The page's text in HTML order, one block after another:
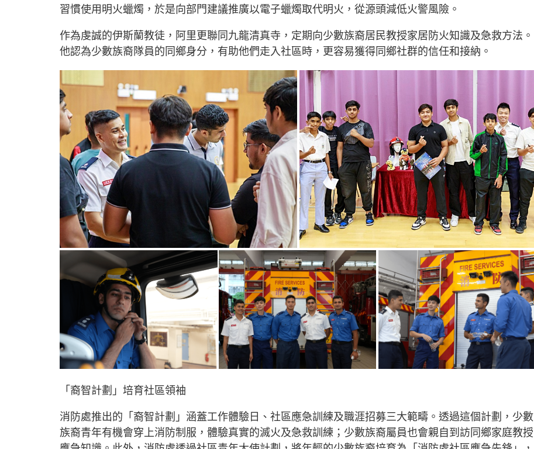
習慣使用明火蠟燭，於是向部門建議推廣以電子蠟燭取代明火，從源頭減低火警風險。
作為虔誠的伊斯蘭教徒，阿里更聯同九龍清真寺，定期向少數族裔居民教授家居防火知識及急救方法。
他認為少數族裔隊員的同鄉身分，有助他們走入社區時，更容易獲得同鄉社群的信任和接納。
「裔智計劃」培育社區領袖
消防處推出的「裔智計劃」涵蓋工作體驗日、社區應急訓練及職涯招募三大範疇。透過這個計劃，少數
族裔青年有機會穿上消防制服，體驗真實的滅火及急救訓練；少數族裔屬員也會親自到訪同鄉家庭教授